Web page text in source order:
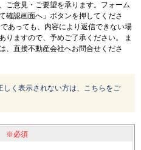
ご意見・ご要望を承ります。フォーム
確認画面へ」ボタンを押してくださ
あっても、内容により返信できない場
ますので、予めご了承ください。
ま
、直接不動産会社へお問合せくださ
しく表示されない方は、こちらをご
※必須